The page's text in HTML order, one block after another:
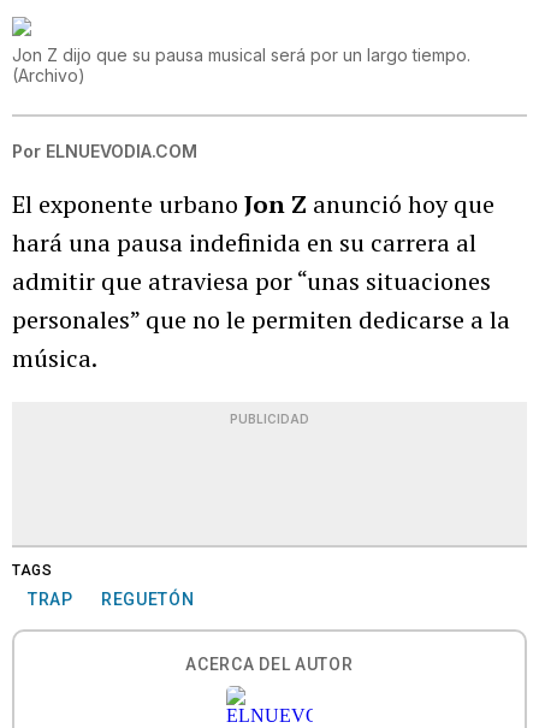
Jon Z dijo que su pausa musical será por un largo tiempo.
(Archivo)
Por ELNUEVODIA.COM
El exponente urbano Jon Z anunció hoy que
hará una pausa indefinida en su carrera al
admitir que atraviesa por “unas situaciones
personales” que no le permiten dedicarse a la
música.
PUBLICIDAD
TAGS
TRAP REGUETÓN
ACERCA DEL AUTOR